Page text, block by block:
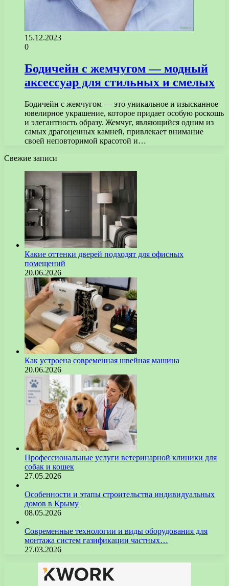
15.12.2023
0
Бодичейн с жемчугом — модный
аксессуар для стильных и смелых
Бодичейн с жемчугом — это уникальное и изысканное
ювелирное украшение, которое придает особую роскошь
и элегантность образу. Жемчуг, являющийся одним из
самых драгоценных камней, привлекает внимание
своей неповторимой красотой и…
Свежие записи
Какие оттенки дверей подходят для офисных
помещений
20.06.2026
Как устроена современная швейная машина
20.06.2026
Профессиональные услуги ветеринарной клиники для
собак и кошек
27.05.2026
Особенности и этапы строительства индивидуальных
домов в Крыму
08.05.2026
Современные технологии и виды оборудования для
монтажа систем газификации частных…
27.03.2026